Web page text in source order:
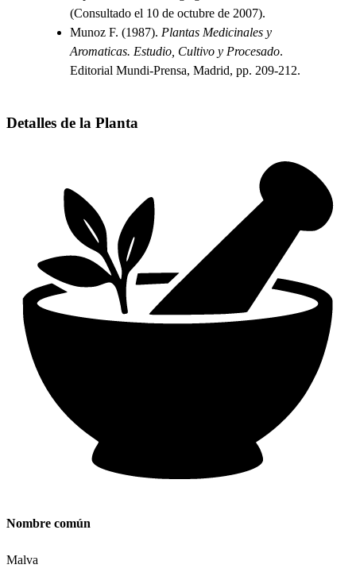
(Consultado el 10 de octubre de 2007).
Munoz F. (1987). Plantas Medicinales y
Aromaticas. Estudio, Cultivo y Procesado.
Editorial Mundi-Prensa, Madrid, pp. 209-212.
Detalles de la Planta
Nombre común
Malva